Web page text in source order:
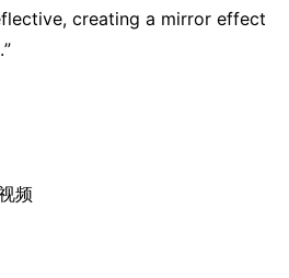
creating a mirror effect
频